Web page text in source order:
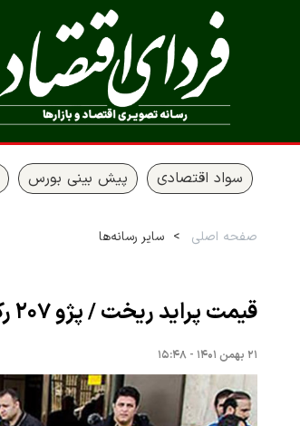
سواد اقتصادی پیش بینی بورس
صفحه اصلی سایر رسانه‌ها
قیمت پراید ریخت / پژو ۲۰۷ رکورد افزایش قیمت را زد + قیمت خودروها
۲۱ بهمن ۱۴۰۱ - ۱۵:۴۸